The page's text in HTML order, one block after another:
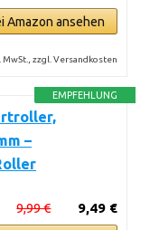
Amazon ansehen
MwSt., zzgl. Versandkosten
EMPFEHLUNG
–
9,49 €
9,99 €